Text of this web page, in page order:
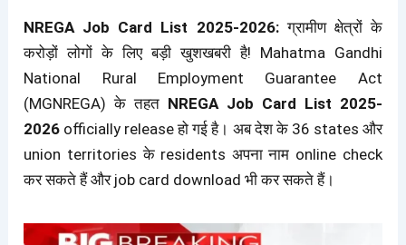
NREGA Job Card List 2025-2026:ग्रामीण क्षेत्रों के
करोड़ों लोगों के लिए बड़ी खुशखबरी है! Mahatma Gandhi
National Rural Employment Guarantee Act
(MGNREGA) के तहत NREGA Job Card List 2025-
2026 officially release हो गई है। अब देश के 36 states और
union territories के residents अपना नाम online check
कर सकते हैं और job card download भी कर सकते हैं।